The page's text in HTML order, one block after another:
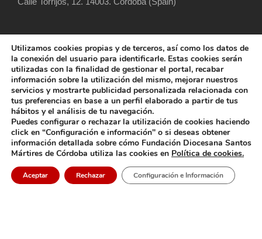
COPYRIGHT 2025 FUNDACIÓN DIOCESANA
SANTOS MÁRTIRES, ALL RIGHT RESERVED
POLÍTICA DE COOKIES AVISO LEGAL
POLÍTICA DE PRIVACIDAD POLÍTICA EXTERNA
Utilizamos cookies propias y de terceros, así como los datos de
la conexión del usuario para identificarle. Estas cookies serán
utilizadas con la finalidad de gestionar el portal, recabar
información sobre la utilización del mismo, mejorar nuestros
servicios y mostrarte publicidad personalizada relacionada con
tus preferencias en base a un perfil elaborado a partir de tus
hábitos y el análisis de tu navegación.
Puedes configurar o rechazar la utilización de cookies haciendo
click en “Configuración e información" o si deseas obtener
información detallada sobre cómo Fundación Diocesana Santos
Mártires de Córdoba utiliza las cookies en Política de cookies.
Aceptar Rechazar Configuración e Información